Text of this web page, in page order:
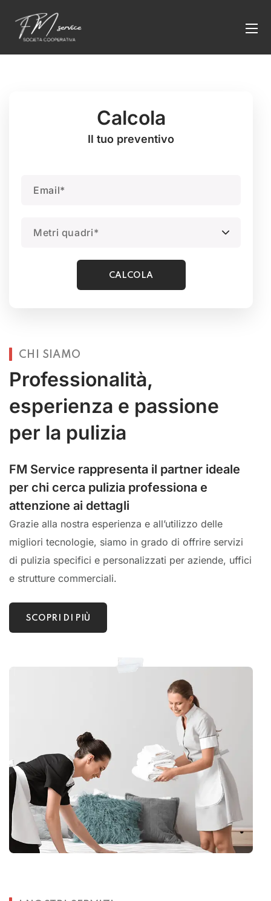
Calcola
Il tuo preventivo
CHI SIAMO
Professionalità,
esperienza e passione
per la pulizia
FM Service rappresenta il partner ideale
per chi cerca pulizia professiona e
attenzione ai dettagli
Grazie alla nostra esperienza e all’utilizzo delle
migliori tecnologie, siamo in grado di offrire servizi
di pulizia specifici e personalizzati per aziende, uffici
e strutture commerciali.
SCOPRI DI PIÙ